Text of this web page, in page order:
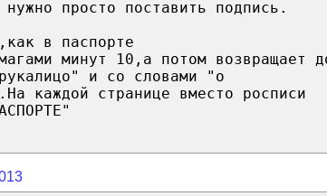
просто поставить подпись.
в паспорте
минут 10,а потом возвращает
и со словами "о
каждой странице вместо росписи